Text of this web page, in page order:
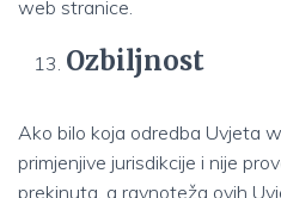
web stranice.
Ozbiljnost
Ako bilo koja odredba Uvjeta
primjenjive jurisdikcije i nije
prekinuta, a ravnoteža ovih